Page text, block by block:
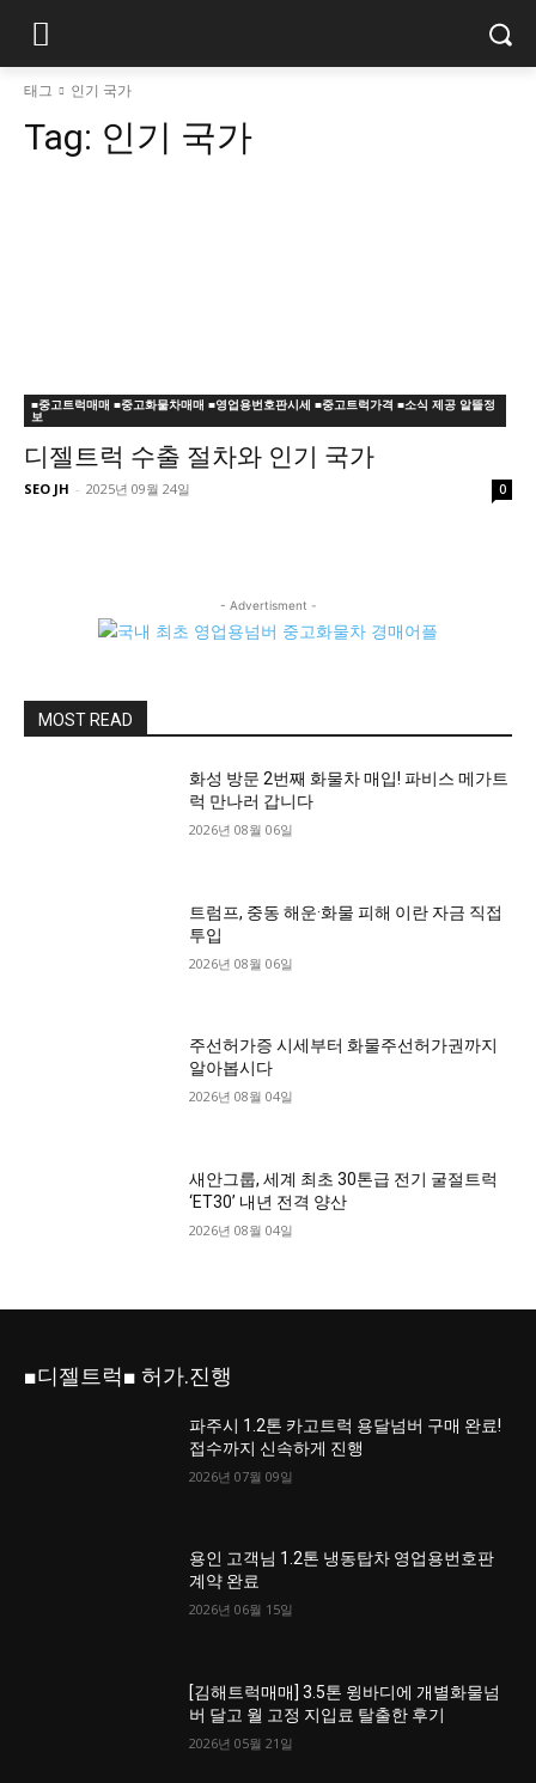
태그 인기 국가
Tag: 인기 국가
■중고트럭매매 ■중고화물차매매 ■영업용번호판시세 ■중고트럭가격 ■소식 제공 알뜰정
보
디젤트럭 수출 절차와 인기 국가
SEO JH - 2025년 09월 24일 0
- Advertisment -
MOST READ
화성 방문 2번째 화물차 매입! 파비스 메가트
럭 만나러 갑니다
2026년 08월 06일
트럼프, 중동 해운·화물 피해 이란 자금 직접
투입
2026년 08월 06일
주선허가증 시세부터 화물주선허가권까지
알아봅시다
2026년 08월 04일
새안그룹, 세계 최초 30톤급 전기 굴절트럭
‘ET30’ 내년 전격 양산
2026년 08월 04일
■디젤트럭■ 허가.진행
파주시 1.2톤 카고트럭 용달넘버 구매 완료!
접수까지 신속하게 진행
2026년 07월 09일
용인 고객님 1.2톤 냉동탑차 영업용번호판
계약 완료
2026년 06월 15일
[김해트럭매매] 3.5톤 윙바디에 개별화물넘
버 달고 월 고정 지입료 탈출한 후기
2026년 05월 21일